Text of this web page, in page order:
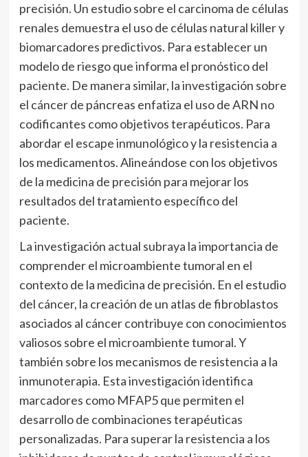
precisión. Un estudio sobre el carcinoma de células
renales demuestra el uso de células natural killer y
biomarcadores predictivos. Para establecer un
modelo de riesgo que informa el pronóstico del
paciente. De manera similar, la investigación sobre
el cáncer de páncreas enfatiza el uso de ARN no
codificantes como objetivos terapéuticos. Para
abordar el escape inmunológico y la resistencia a
los medicamentos. Alineándose con los objetivos
de la medicina de precisión para mejorar los
resultados del tratamiento específico del
paciente.
La investigación actual subraya la importancia de
comprender el microambiente tumoral en el
contexto de la medicina de precisión. En el estudio
del cáncer, la creación de un atlas de fibroblastos
asociados al cáncer contribuye con conocimientos
valiosos sobre el microambiente tumoral. Y
también sobre los mecanismos de resistencia a la
inmunoterapia. Esta investigación identifica
marcadores como MFAP5 que permiten el
desarrollo de combinaciones terapéuticas
personalizadas. Para superar la resistencia a los